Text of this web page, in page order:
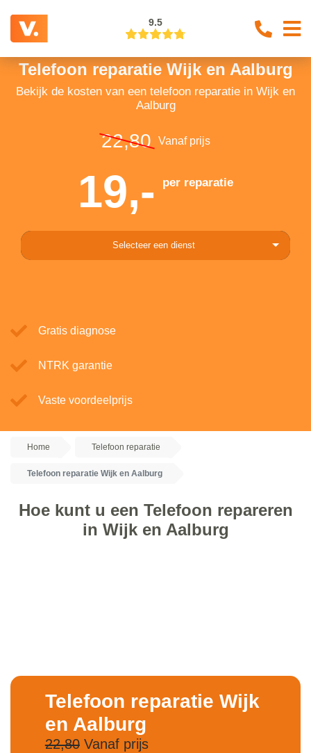
9.5
Telefoon reparatie Wijk en Aalburg
Bekijk de kosten van een telefoon reparatie in Wijk en
Aalburg
22,80 Vanaf prijs
19,- per reparatie
Selecteer een dienst
Gratis diagnose
NTRK garantie
Vaste voordeelprijs
Home Telefoon reparatie
Telefoon reparatie Wijk en Aalburg
Hoe kunt u een Telefoon repareren
in Wijk en Aalburg
Telefoon reparatie Wijk
en Aalburg
22,80Vanaf prijs